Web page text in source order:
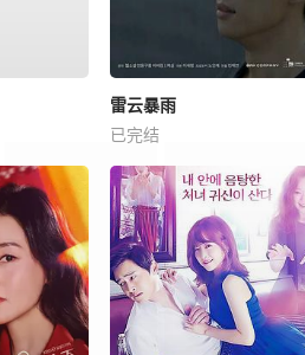
雷云暴雨
已完结